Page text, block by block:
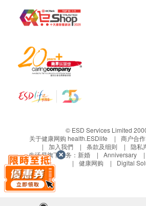
货品将被送回至营康荟，客人需
内自行安排前往领回， 并不会
保养条款
客户于收取货品时必须检查所订
在送货日期起计7天以内通知
退换产品必须包装完整，如退换
或过期退回，供应商有权不受
血糖测试产品享5年保养。
血压计享2年保养。
除血糖测试产品及血压计外，其
保养。
© ESD Services Limited
关于健康网购 health.ESDlife
商户合
加入我們
条款及细则 隐私
生活易旗下业务： 新婚 Anniversary
健康网购
Digital